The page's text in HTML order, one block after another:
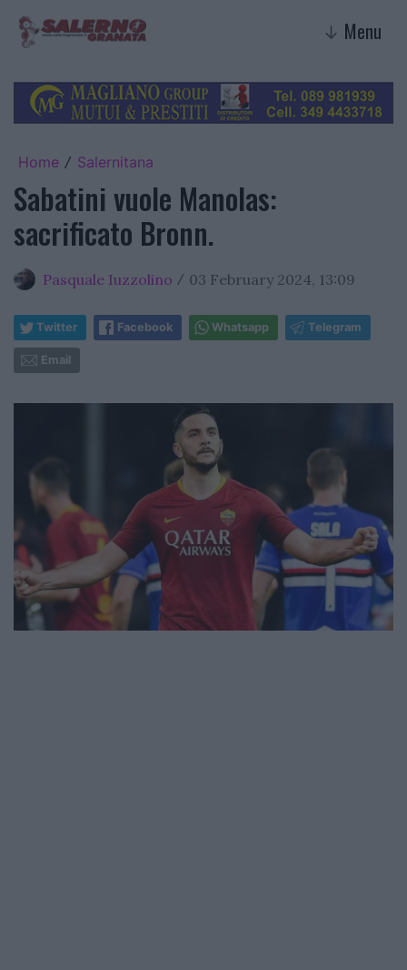
↓ Menu
Home / Salernitana
Sabatini vuole Manolas:
sacrificato Bronn.
Pasquale Iuzzolino / 03 February 2024, 13:09
Twitter Facebook Whatsapp Telegram
Email